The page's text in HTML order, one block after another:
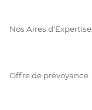
Nos Aires d'Expertise
Offre de prévoyance